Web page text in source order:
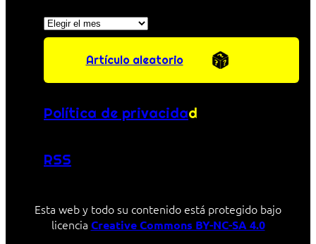
Archivos
Artículo aleatorio
Política de privacidad
RSS
Esta web y todo su contenido está protegido bajo
licencia Creative Commons BY-NC-SA 4.0